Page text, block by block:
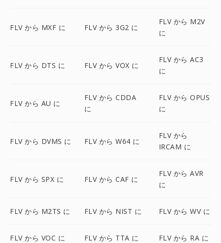
FLV から MXF に FLV から 3G2 に
FLV から M2V
に
FLV から DTS に FLV から VOX に
FLV から AC3
に
FLV から AU に
FLV から CDDA
に
FLV から OPUS
に
FLV から DVMS に FLV から W64 に
FLV から
IRCAM に
FLV から SPX に FLV から CAF に
FLV から AVR
に
FLV から M2TS に FLV から NIST に FLV から WV に
FLV から VOC に FLV から TTA に FLV から RA に